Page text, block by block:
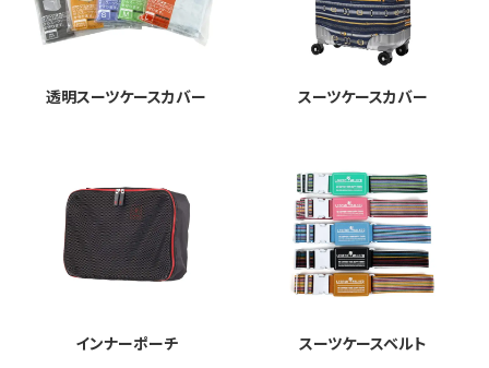
透明スーツケースカバー スーツケースカバー
インナーポーチ スーツケースベルト